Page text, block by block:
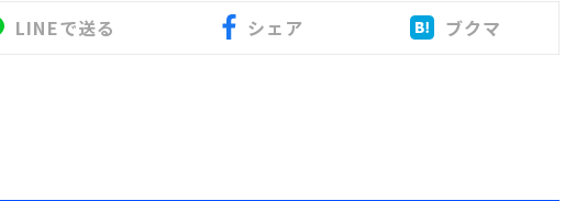
LINEで送る シェア ブクマ